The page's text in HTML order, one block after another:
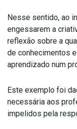
Nesse sentido, ao
engessarem a
reflexão sobre a
de conhecimentos
aprendizado num
Este exemplo foi
necessária aos
impelidos pela